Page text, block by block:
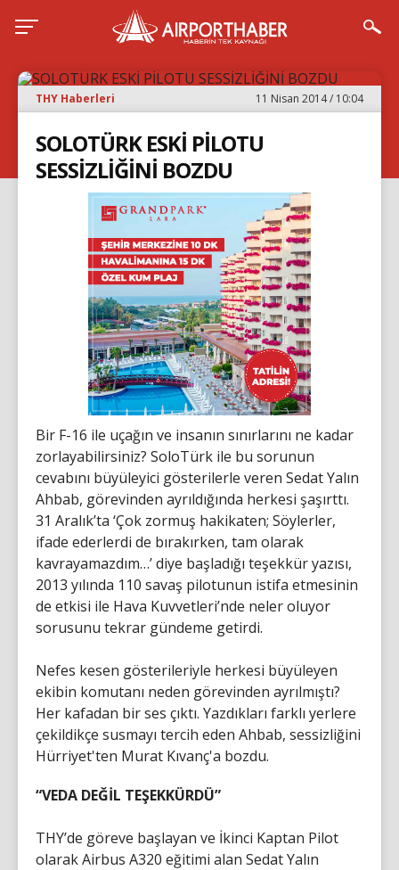
THY Haberleri 11 Nisan 2014 / 10:04
SOLOTÜRK ESKİ PİLOTU
SESSİZLİĞİNİ BOZDU
Bir F-16 ile uçağın ve insanın sınırlarını ne kadar
zorlayabilirsiniz? SoloTürk ile bu sorunun
cevabını büyüleyici gösterilerle veren Sedat Yalın
Ahbab, görevinden ayrıldığında herkesi şaşırttı.
31 Aralık’ta ‘Çok zormuş hakikaten; Söylerler,
ifade ederlerdi de bırakırken, tam olarak
kavrayamazdım…’ diye başladığı teşekkür yazısı,
2013 yılında 110 savaş pilotunun istifa etmesinin
de etkisi ile Hava Kuvvetleri’nde neler oluyor
sorusunu tekrar gündeme getirdi.
Nefes kesen gösterileriyle herkesi büyüleyen
ekibin komutanı neden görevinden ayrılmıştı?
Her kafadan bir ses çıktı. Yazdıkları farklı yerlere
çekildikçe susmayı tercih eden Ahbab, sessizliğini
Hürriyet'ten Murat Kıvanç'a bozdu.
“VEDA DEĞİL TEŞEKKÜRDÜ”
THY’de göreve başlayan ve İkinci Kaptan Pilot
olarak Airbus A320 eğitimi alan Sedat Yalın